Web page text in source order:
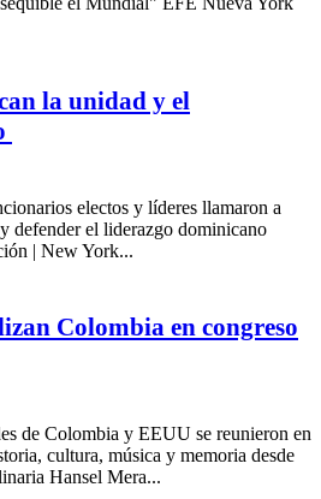
la unidad y el
electos y líderes llamaron a
defender el liderazgo dominicano
| New York...
Colombia en congreso
de Colombia y EEUU se reunieron en
cultura, música y memoria desde
Hansel Mera...